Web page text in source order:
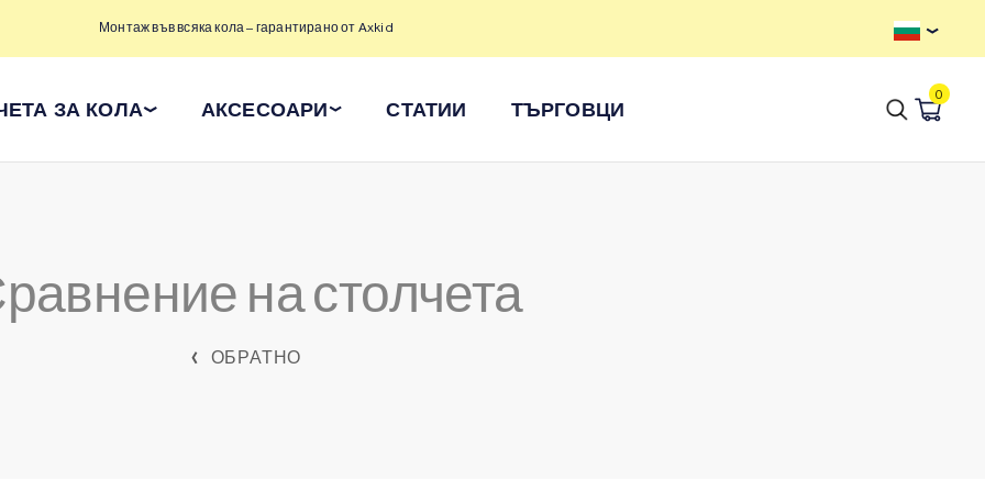
Монтаж във всяка кола – гарантирано от Axkid
ЗА КОЛА АКСЕСОАРИ СТАТИИ ТЪРГОВЦИ
0
на столчета
ОБРАТНО